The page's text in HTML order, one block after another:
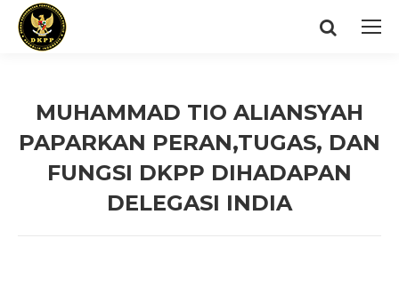
Search:
MUHAMMAD TIO ALIANSYAH
PAPARKAN PERAN,TUGAS, DAN
FUNGSI DKPP DIHADAPAN
DELEGASI INDIA